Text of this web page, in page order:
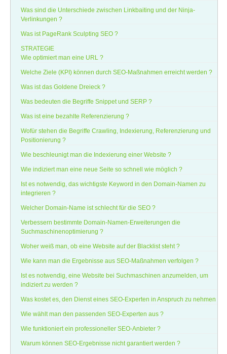
Was sind die Unterschiede zwischen Linkbaiting und der Ninja-
Verlinkungen ?
Was ist PageRank Sculpting SEO ?
STRATEGIE
Wie optimiert man eine URL ?
Welche Ziele (KPI) können durch SEO-Maßnahmen erreicht werden ?
Was ist das Goldene Dreieck ?
Was bedeuten die Begriffe Snippet und SERP ?
Was ist eine bezahlte Referenzierung ?
Wofür stehen die Begriffe Crawling, Indexierung, Referenzierung und
Positionierung ?
Wie beschleunigt man die Indexierung einer Website ?
Wie indiziert man eine neue Seite so schnell wie möglich ?
Ist es notwendig, das wichtigste Keyword in den Domain-Namen zu
integrieren ?
Welcher Domain-Name ist schlecht für die SEO ?
Verbessern bestimmte Domain-Namen-Erweiterungen die
Suchmaschinenoptimierung ?
Woher weiß man, ob eine Website auf der Blacklist steht ?
Wie kann man die Ergebnisse aus SEO-Maßnahmen verfolgen ?
Ist es notwendig, eine Website bei Suchmaschinen anzumelden, um
indiziert zu werden ?
Was kostet es, den Dienst eines SEO-Experten in Anspruch zu nehmen
Wie wählt man den passenden SEO-Experten aus ?
Wie funktioniert ein professioneller SEO-Anbieter ?
Warum können SEO-Ergebnisse nicht garantiert werden ?